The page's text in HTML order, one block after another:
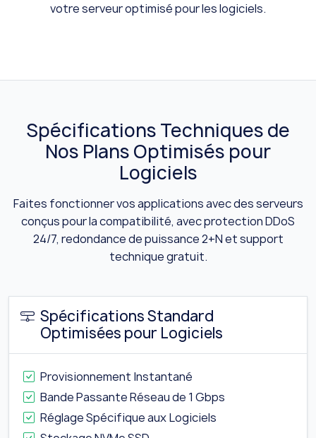
votre serveur optimisé pour les logiciels.
Spécifications Techniques de
Nos Plans Optimisés pour
Logiciels
Faites fonctionner vos applications avec des serveurs
conçus pour la compatibilité, avec protection DDoS
24/7, redondance de puissance 2+N et support
technique gratuit.
Spécifications Standard
Optimisées pour Logiciels
Provisionnement Instantané
Bande Passante Réseau de 1 Gbps
Réglage Spécifique aux Logiciels